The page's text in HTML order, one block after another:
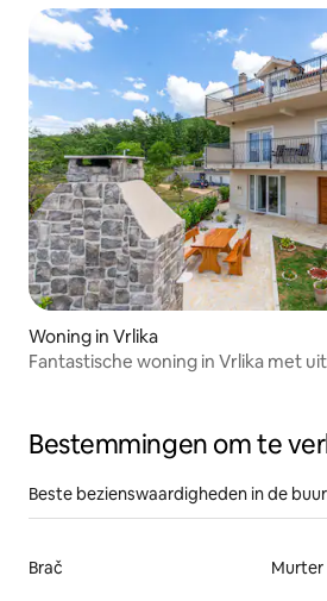
Woning in Vrlika
Fantastische woning in Vrlika met
Bestemmingen om te
Beste bezienswaardigheden in de
Brač Murter